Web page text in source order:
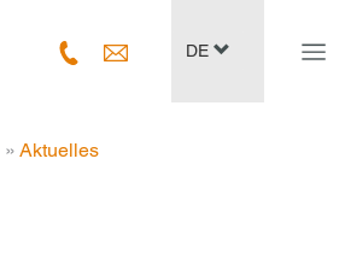
DE
­ » ­ Aktuelles